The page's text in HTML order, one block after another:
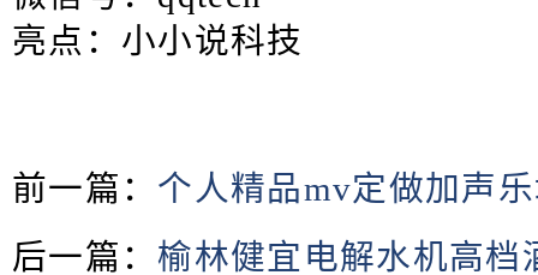
亮点：小小说科技
前一篇： 个人精品mv定做加声
后一篇： 榆林健宜电解水机高档